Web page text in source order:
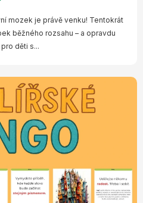
mozek je právě venku! Tentokrát
běžného rozsahu – a opravdu
děti s...